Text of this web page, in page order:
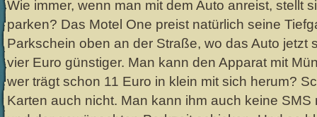
Wie immer, wenn man mit dem Auto anreist, stellt
parken? Das Motel One preist natürlich seine
Parkschein oben an der Straße, wo das Auto jetzt
vier Euro günstiger. Man kann den Apparat mit
wer trägt schon 11 Euro in klein mit sich herum?
Karten auch nicht. Man kann ihm auch keine SMS